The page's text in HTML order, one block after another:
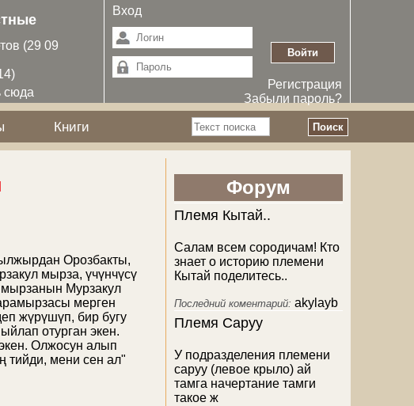
(29 09
сюда
Вход
Регистрация
Забыли пароль?
Книги Форма поиска
Поиск
Форум
Племя Кытай..
Салам всем сородичам! Кто
знает о историю племени
Кытай поделитесь..
Последний коментарий: akylayb
Племя Саруу
У подразделения племени
саруу (левое крыло) ай
тамга начертание тамги
такое ж
Орозбакты,
мырза, үчүнчүсү
Мурзакул
мерген
жүрүшүп, бир бугу
отурган экен.
Олжосун алып
тийди, мени сен ал"